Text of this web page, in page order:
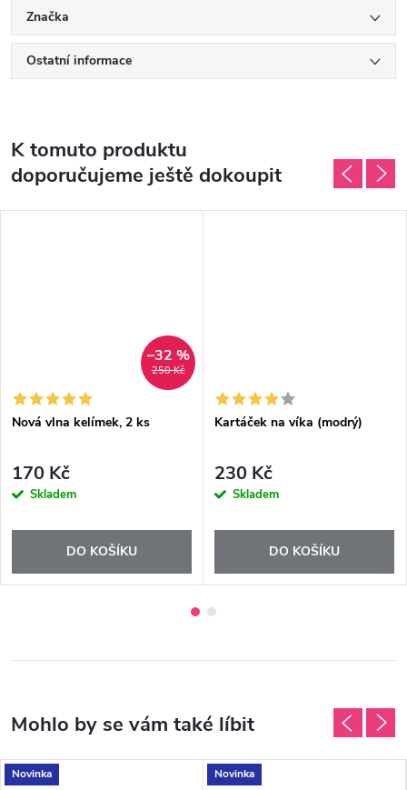
Značka
Ostatní informace
K tomuto produktu
doporučujeme ještě dokoupit
250 Kč
–32 %
Nová vlna kelímek, 2 ks
170 Kč
Skladem
DO KOŠÍKU
Kartáček na víka (modrý)
230 Kč
Skladem
DO KOŠÍKU
Novinka Novinka